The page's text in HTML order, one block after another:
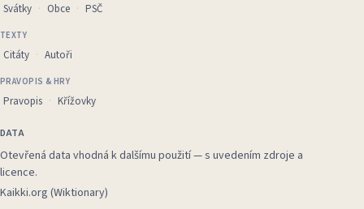
Svátky Obce PSČ
TEXTY
Citáty Autoři
PRAVOPIS & HRY
Pravopis Křížovky
DATA
Otevřená data vhodná k dalšímu použití — s uvedením zdroje a
licence.
Kaikki.org (Wiktionary)